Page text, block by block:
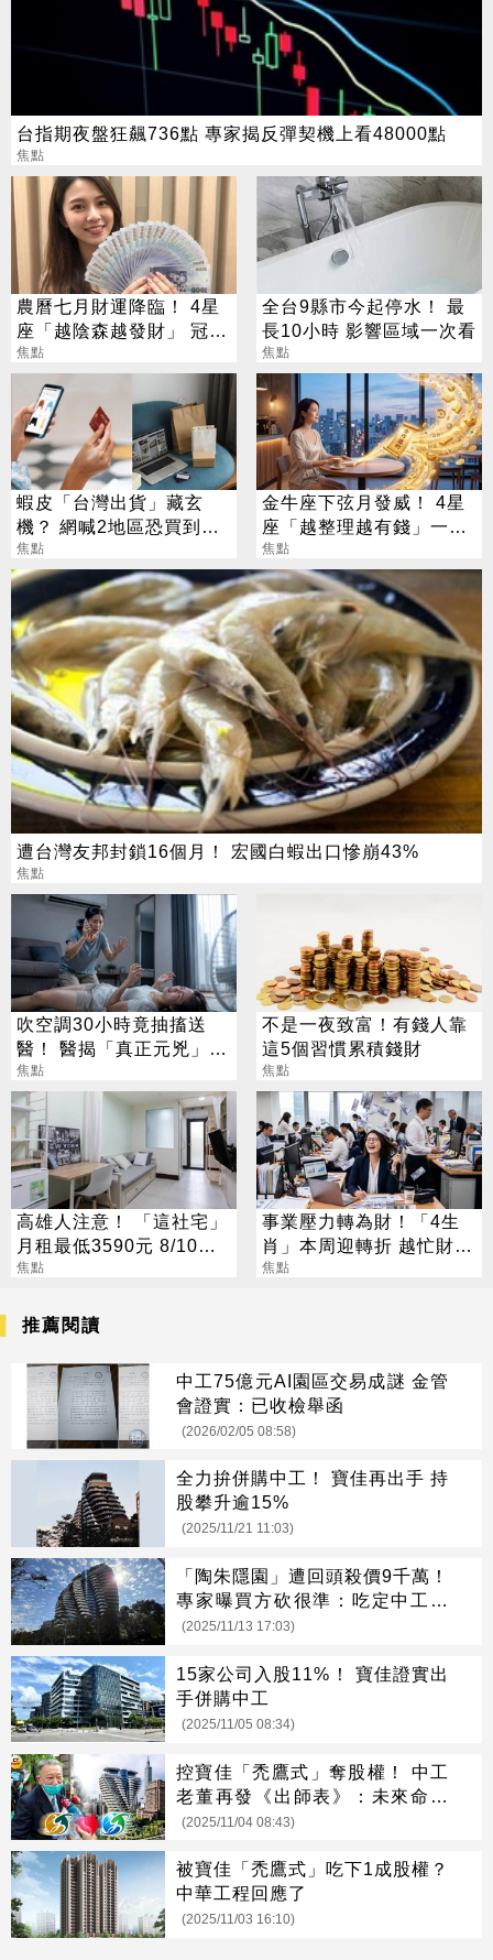
台指期夜盤狂飆736點 專家揭反彈契機上看48000點
焦點
農曆七月財運降臨！ 4星
座「越陰森越發財」 冠軍
賺到翻
焦點
全台9縣市今起停水！ 最
長10小時 影響區域一次看
焦點
蝦皮「台灣出貨」藏玄
機？ 網喊2地區恐買到假
貨 專家揭真相
焦點
金牛座下弦月發威！ 4星
座「越整理越有錢」一路
旺運到10月
焦點
遭台灣友邦封鎖16個月！ 宏國白蝦出口慘崩43%
焦點
吹空調30小時竟抽搐送
醫！ 醫揭「真正元兇」：
不是冷氣
焦點
不是一夜致富！有錢人靠
這5個習慣累積錢財
焦點
高雄人注意！ 「這社宅」
月租最低3590元 8/10起
放申請
焦點
事業壓力轉為財！「4生
肖」本周迎轉折 越忙財運
越旺
焦點
推薦閱讀
中工75億元AI園區交易成謎 金管
會證實：已收檢舉函
(2026/02/05 08:58)
全力拚併購中工！ 寶佳再出手 持
股攀升逾15%
(2025/11/21 11:03)
「陶朱隱園」遭回頭殺價9千萬！
專家曝買方砍很準：吃定中工非
賣不可
(2025/11/13 17:03)
15家公司入股11%！ 寶佳證實出
手併購中工
(2025/11/05 08:34)
控寶佳「禿鷹式」奪股權！ 中工
老董再發《出師表》：未來命運
的關鍵戰役
(2025/11/04 08:43)
被寶佳「禿鷹式」吃下1成股權？
中華工程回應了
(2025/11/03 16:10)